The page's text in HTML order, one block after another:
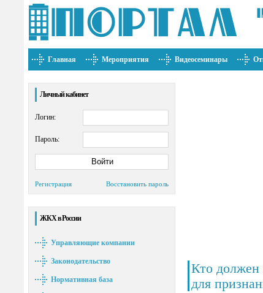
Главная Мероприятия Видеосеминары
Личный кабинет
Логин:
Пароль:
Регистрация Восстановить пароль
ЖКХ в России
Управляющие компании
Законодательство
Нормативная база
Кто должен
для